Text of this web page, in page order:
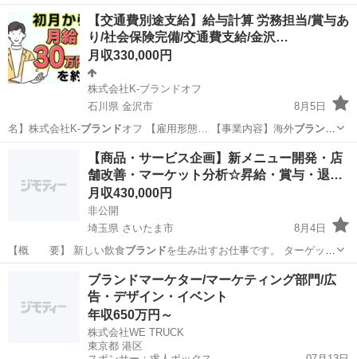
KOSHINO（ヒロ…
岡山 岡山市 ファッション
【交通費別途支給】給与計算 労務担当/賞与あ
り/社会保険完備/交通費支給/金沢…
月収330,000円
株式会社K-ブランドオフ
石川県 金沢市
8月5日
名】株式会社K-ブランドオフ 【雇用形態… 【事業内容】海外ブランド
のバッグ・時計な… 人事 社会保険
【商品・サービス企画】新メニュー開発・店
舗改善・マーケット分析☆昇給・賞与・退…
月収430,000円
非公開
埼玉県 さいたま市
8月4日
【概 要】 新しい飲食ブランドを生み出すお仕事です。 ターゲッ
ト…
さいたま市 店舗開発
ブランドマーケター/マーケティング部門/広
告・デザイン・イベント
年収650万円～
株式会社WE TRUCK
東京都 港区